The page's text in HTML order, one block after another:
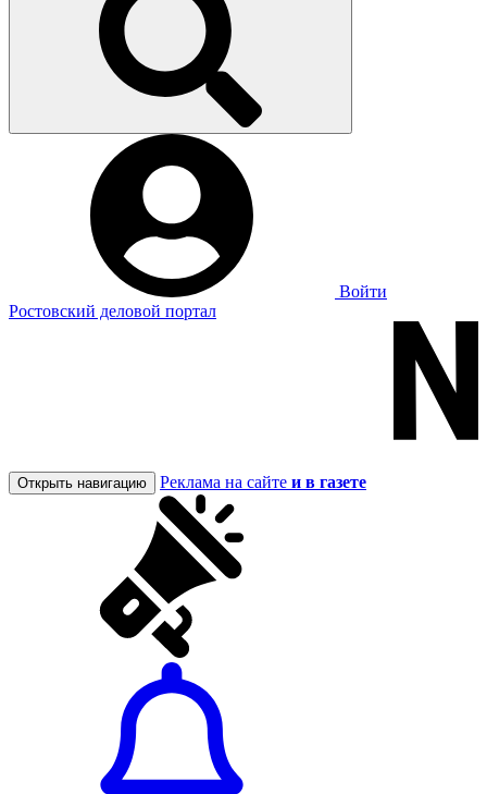
Войти
Ростовский деловой портал
Открыть навигацию Реклама на сайте и в газете